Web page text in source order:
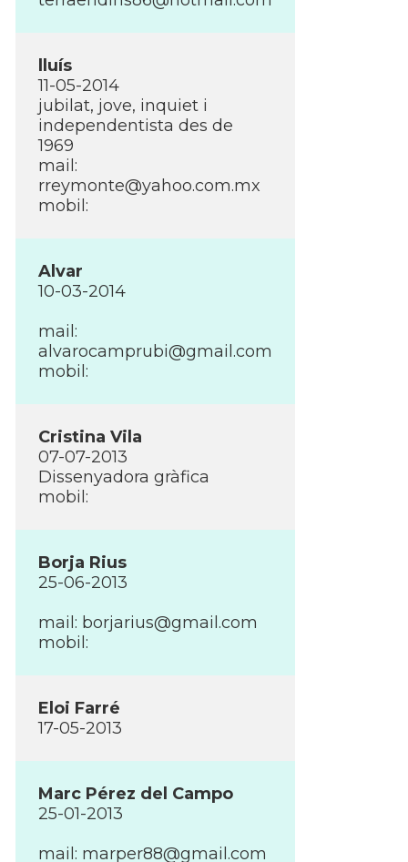
lluí­s
11-05-2014
jubilat, jove, inquiet i
independentista des de
1969
mail:
rreymonte@yahoo.com.mx
mobil:
Alvar
10-03-2014
mail:
alvarocamprubi@gmail.com
mobil:
Cristina Vila
07-07-2013
Dissenyadora gràfica
mobil:
Borja Rius
25-06-2013
mail: borjarius@gmail.com
mobil:
Eloi Farré
17-05-2013
Marc Pérez del Campo
25-01-2013
mail: marper88@gmail.com